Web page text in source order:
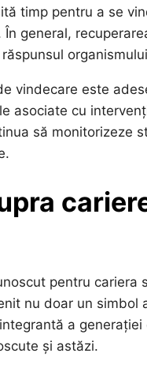
timp pentru a se
general,
vindecare este
asociate cu
să monitorizeze
pentru cariera
nu doar un simbol
a
și astăzi.